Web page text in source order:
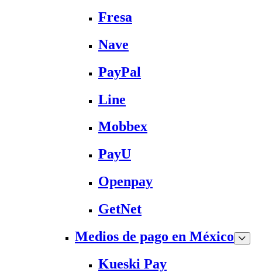
Fresa
Nave
PayPal
Line
Mobbex
PayU
Openpay
GetNet
Medios de pago en México
Kueski Pay